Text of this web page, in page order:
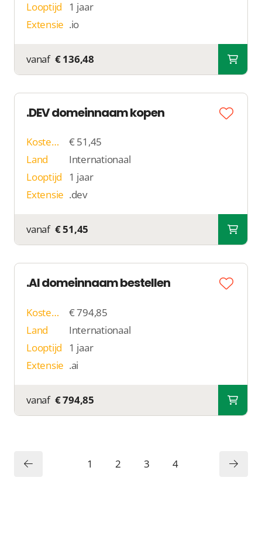
Looptijd
1 jaar
Extensie .io
vanaf € 136,48
.DEV domeinnaam kopen
Kosten p/j
€ 51,45
Land
Internationaal
Looptijd
1 jaar
Extensie .dev
vanaf € 51,45
.AI domeinnaam bestellen
Kosten p/j
€ 794,85
Land
Internationaal
Looptijd
1 jaar
Extensie .ai
vanaf € 794,85
1 2 3 4